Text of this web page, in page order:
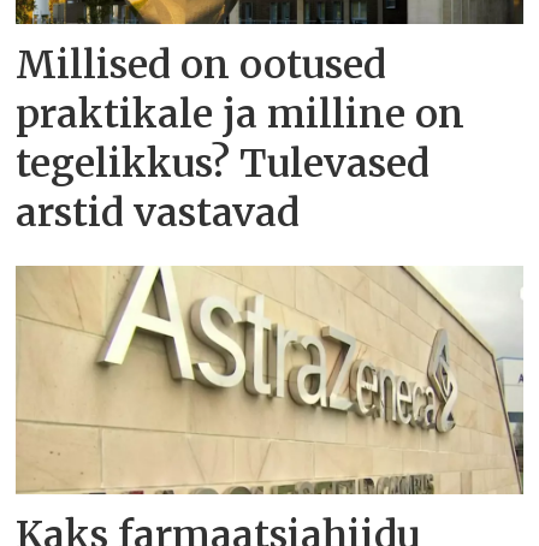
Millised on ootused
praktikale ja milline on
tegelikkus? Tulevased
arstid vastavad
Kaks farmaatsiahiidu